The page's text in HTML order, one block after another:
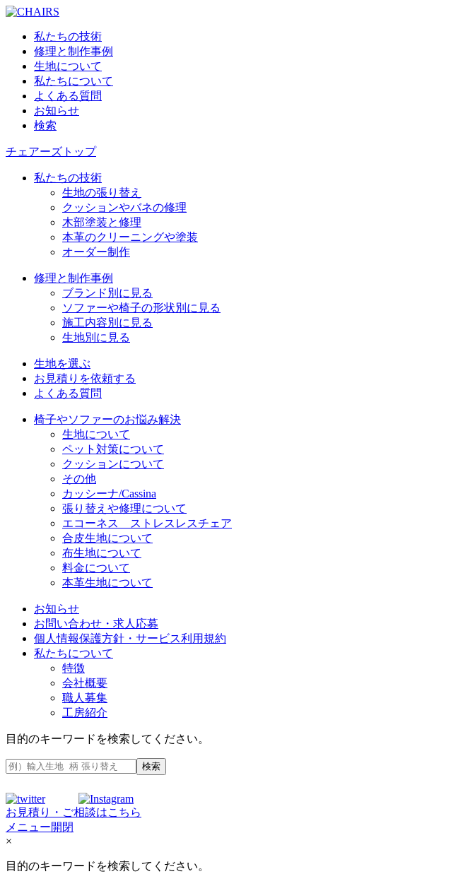
私たちの技術
修理と制作事例
生地について
私たちについて
よくある質問
お知らせ
検索
チェアーズトップ
私たちの技術
生地の張り替え
クッションやバネの修理
木部塗装と修理
本革のクリーニングや塗装
オーダー制作
修理と制作事例
ブランド別に見る
ソファーや椅子の形状別に見る
施工内容別に見る
生地別に見る
生地を選ぶ
お見積りを依頼する
よくある質問
椅子やソファーのお悩み解決
生地について
ペット対策について
クッションについて
その他
カッシーナ/Cassina
張り替えや修理について
エコーネス ストレスレスチェア
合皮生地について
布生地について
料金について
本革生地について
お知らせ
お問い合わせ・求人応募
個人情報保護方針・サービス利用規約
私たちについて
特徴
会社概要
職人募集
工房紹介
目的のキーワードを検索してください。
検索
お見積り・ご相談はこちら
メニュー開閉
×
目的のキーワードを検索してください。